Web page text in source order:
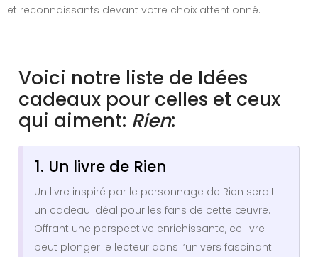
et reconnaissants devant votre choix attentionné.
Voici notre liste de Idées
cadeaux pour celles et ceux
qui aiment: Rien:
1. Un livre de Rien
Un livre inspiré par le personnage de Rien serait
un cadeau idéal pour les fans de cette œuvre.
Offrant une perspective enrichissante, ce livre
peut plonger le lecteur dans l’univers fascinant